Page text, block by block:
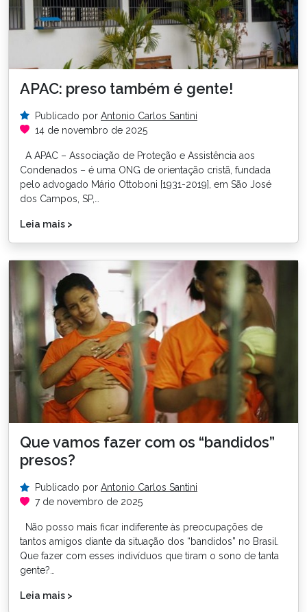
APAC: preso também é gente!
Publicado por Antonio Carlos Santini
14 de novembro de 2025
A APAC – Associação de Proteção e Assistência aos
Condenados – é uma ONG de orientação cristã, fundada
pelo advogado Mário Ottoboni [1931-2019], em São José
dos Campos, SP,…
Leia mais >
Que vamos fazer com os “bandidos”
presos?
Publicado por Antonio Carlos Santini
7 de novembro de 2025
Não posso mais ficar indiferente às preocupações de
tantos amigos diante da situação dos “bandidos” no Brasil.
Que fazer com esses indivíduos que tiram o sono de tanta
gente?…
Leia mais >